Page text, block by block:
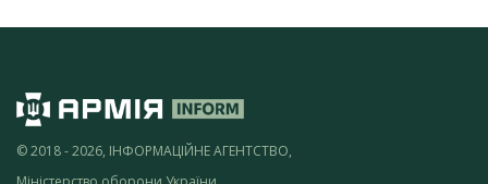
© 2018 - 2026, ІНФОРМАЦІЙНЕ АГЕНТСТВО,